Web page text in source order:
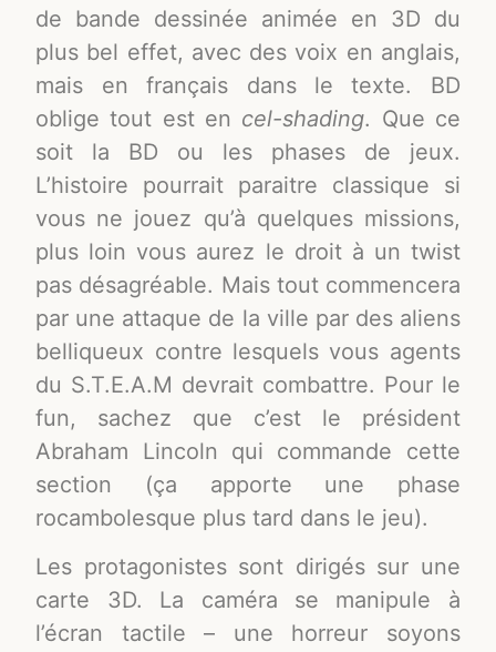
de bande dessinée animée en 3D du
plus bel effet, avec des voix en anglais,
mais en français dans le texte. BD
oblige tout est en cel-shading. Que ce
soit la BD ou les phases de jeux.
L’histoire pourrait paraitre classique si
vous ne jouez qu’à quelques missions,
plus loin vous aurez le droit à un twist
pas désagréable. Mais tout commencera
par une attaque de la ville par des aliens
belliqueux contre lesquels vous agents
du S.T.E.A.M devrait combattre. Pour le
fun, sachez que c’est le président
Abraham Lincoln qui commande cette
section (ça apporte une phase
rocambolesque plus tard dans le jeu).
Les protagonistes sont dirigés sur une
carte 3D. La caméra se manipule à
l’écran tactile – une horreur soyons